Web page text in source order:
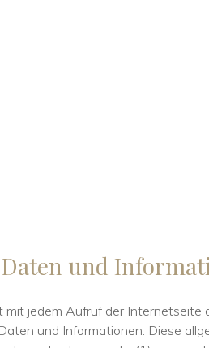
und
mit jedem Aufruf der
und Informationen. Diese